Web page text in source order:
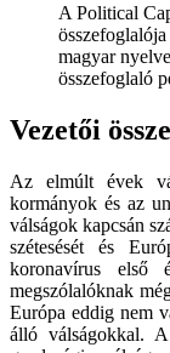
A Political
magyar
összefoglaló
Vezetői
Az elmúlt évek
kormányok és az
válságok kapcsán
szétesését és
koronavírus első
megszólalóknak
Európa eddig nem
álló válságokkal.